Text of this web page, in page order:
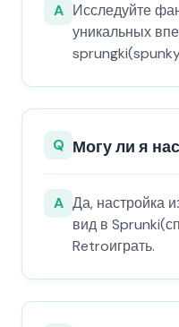
A Исследуйте
уникальных
Q Могу ли я
A Да, настройка
вид в
Retroиграть.